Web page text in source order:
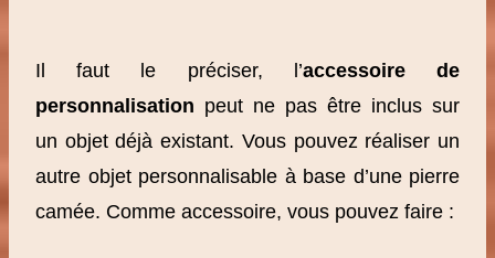
Il faut le préciser, l’accessoire de
personnalisation peut ne pas être inclus sur
un objet déjà existant. Vous pouvez réaliser un
autre objet personnalisable à base d’une pierre
camée. Comme accessoire, vous pouvez faire :